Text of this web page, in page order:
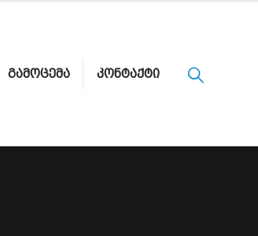
ᲒᲐᲛᲝᲪᲔᲛᲐ ᲙᲝᲜᲢᲐᲥᲢᲘ